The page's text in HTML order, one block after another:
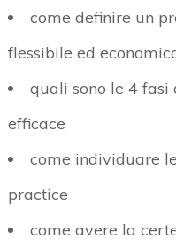
come definire un
flessibile ed
quali sono le 4 fasi
efficace
come individuare
practice
come avere la